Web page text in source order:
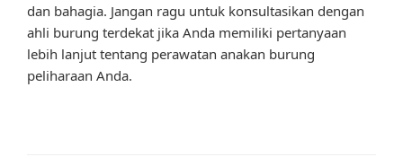
dan bahagia. Jangan ragu untuk konsultasikan dengan
ahli burung terdekat jika Anda memiliki pertanyaan
lebih lanjut tentang perawatan anakan burung
peliharaan Anda.